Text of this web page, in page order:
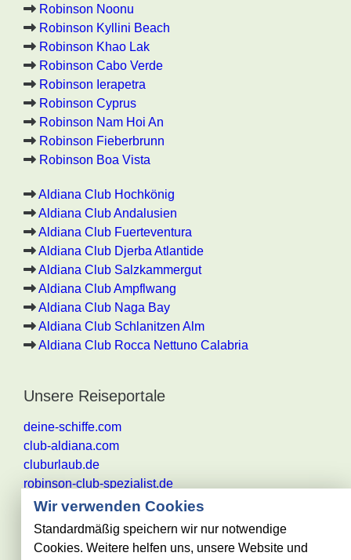
Robinson Noonu
Robinson Kyllini Beach
Robinson Khao Lak
Robinson Cabo Verde
Robinson Ierapetra
Robinson Cyprus
Robinson Nam Hoi An
Robinson Fieberbrunn
Robinson Boa Vista
Aldiana Club Hochkönig
Aldiana Club Andalusien
Aldiana Club Fuerteventura
Aldiana Club Djerba Atlantide
Aldiana Club Salzkammergut
Aldiana Club Ampflwang
Aldiana Club Naga Bay
Aldiana Club Schlanitzen Alm
Aldiana Club Rocca Nettuno Calabria
Unsere Reiseportale
deine-schiffe.com
club-aldiana.com
cluburlaub.de
robinson-club-spezialist.de
Alle Angaben ohne Gewähr. Es gelten die aktuellen
Wir verwenden Cookies
Standardmäßig speichern wir nur notwendige
Cookies. Weitere helfen uns, unsere Website und